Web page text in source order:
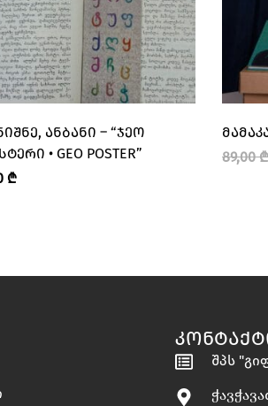
ᲐᲜᲑᲐᲜᲘ – “ᲯᲔᲝ
• GEO POSTER”
₾
89,00₾
შპს